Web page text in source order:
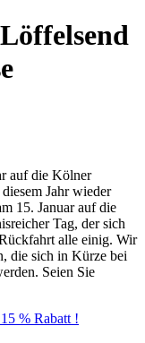
auf die Kölner
Jahr wieder
15. Januar auf die
Tag, der sich
alle einig. Wir
die sich in Kürze bei
Seien Sie
% Rabatt !